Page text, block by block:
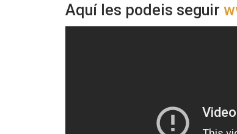
Aquí les podeis seguir